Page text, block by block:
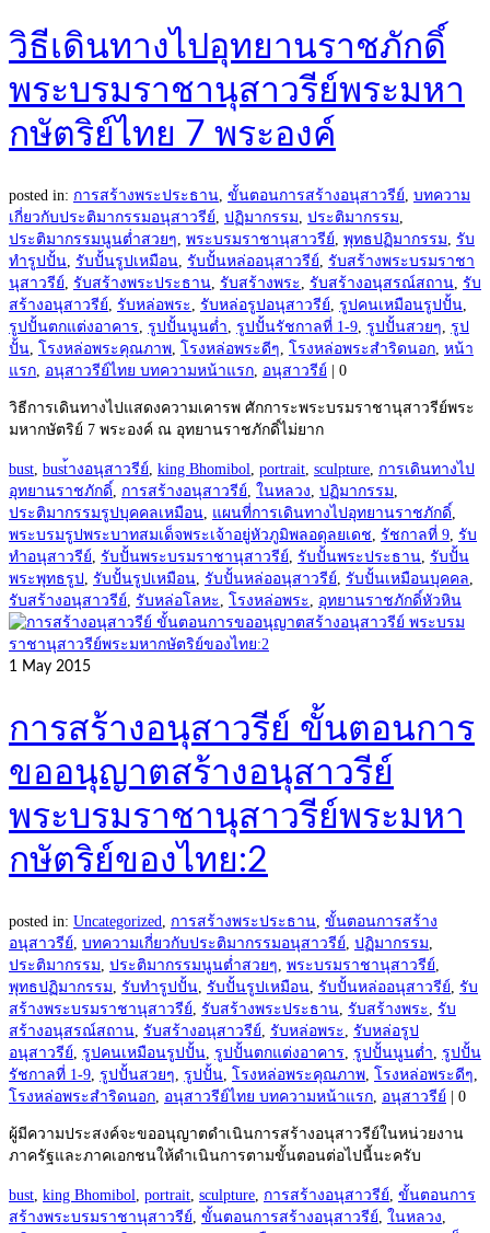
วิธีเดินทางไปอุทยานราชภักดิ์
พระบรมราชานุสาวรีย์พระมหา
กษัตริย์ไทย 7 พระองค์
posted in: การสร้างพระประธาน, ขั้นตอนการสร้างอนุสาวรีย์, บทความ
เกี่ยวกับประติมากรรมอนุสาวรีย์, ปฏิมากรรม, ประติมากรรม,
ประติมากรรมนูนต่ำสวยๆ, พระบรมราชานุสาวรีย์, พุทธปฏิมากรรม, รับ
ทำรูปปั้น, รับปั้นรูปเหมือน, รับปั้นหล่ออนุสาวรีย์, รับสร้างพระบรมราชา
นุสาวรีย์, รับสร้างพระประธาน, รับสร้างพระ, รับสร้างอนุสรณ์สถาน, รับ
สร้างอนุสาวรีย์, รับหล่อพระ, รับหล่อรูปอนุสาวรีย์, รูปคนเหมือนรูปปั้น,
รูปปั้นตกแต่งอาคาร, รูปปั้นนูนต่ำ, รูปปั้นรัชกาลที่ 1-9, รูปปั้นสวยๆ, รูป
ปั้น, โรงหล่อพระคุณภาพ, โรงหล่อพระดีๆ, โรงหล่อพระสำริดนอก, หน้า
แรก, อนุสาวรีย์ไทย บทความหน้าแรก, อนุสาวรีย์ 0
วิธีการเดินทางไปแสดงความเคารพ ศักการะพระบรมราชานุสาวรีย์พระ
มหากษัตริย์ 7 พระองค์ ณ อุทยานราชภักดิ์ไม่ยาก
bust, bust้างอนุสาวรีย์, king Bhomibol, portrait, sculpture, การเดินทางไป
อุทยานราชภักดิ์, การสร้างอนุสาวรีย์, ในหลวง, ปฏิมากรรม,
ประติมากรรมรูปบุคคลเหมือน, แผนที่การเดินทางไปอุทยานราชภักดิ์,
พระบรมรูปพระบาทสมเด็จพระเจ้าอยู่หัวภูมิพลอดุลยเดช, รัชกาลที่ 9, รับ
ทำอนุสาวรีย์, รับปั้นพระบรมราชานุสาวรีย์, รับปั้นพระประธาน, รับปั้น
พระพุทธรูป , รับปั้นรูปเหมือน, รับปั้นหล่ออนุสาวรีย์, รับปั้นเหมือนบุคคล,
รับสร้างอนุสาวรีย์, รับหล่อโลหะ, โรงหล่อพระ, อุทยานราชภักดิ์หัวหิน
1 May 2015
การสร้างอนุสาวรีย์ ขั้นตอนการ
ขออนุญาตสร้างอนุสาวรีย์
พระบรมราชานุสาวรีย์พระมหา
กษัตริย์ของไทย:2
posted in: Uncategorized, การสร้างพระประธาน, ขั้นตอนการสร้าง
อนุสาวรีย์, บทความเกี่ยวกับประติมากรรมอนุสาวรีย์, ปฏิมากรรม,
ประติมากรรม, ประติมากรรมนูนต่ำสวยๆ, พระบรมราชานุสาวรีย์,
พุทธปฏิมากรรม, รับทำรูปปั้น, รับปั้นรูปเหมือน, รับปั้นหล่ออนุสาวรีย์, รับ
สร้างพระบรมราชานุสาวรีย์, รับสร้างพระประธาน, รับสร้างพระ, รับ
สร้างอนุสรณ์สถาน, รับสร้างอนุสาวรีย์, รับหล่อพระ, รับหล่อรูป
อนุสาวรีย์, รูปคนเหมือนรูปปั้น, รูปปั้นตกแต่งอาคาร, รูปปั้นนูนต่ำ, รูปปั้น
รัชกาลที่ 1-9, รูปปั้นสวยๆ, รูปปั้น, โรงหล่อพระคุณภาพ, โรงหล่อพระดีๆ,
โรงหล่อพระสำริดนอก, อนุสาวรีย์ไทย บทความหน้าแรก, อนุสาวรีย์ 0
ผู้มีความประสงค์จะขออนุญาตดำเนินการสร้างอนุสาวรีย์ในหน่วยงาน
ภาครัฐและภาคเอกชนให้ดำเนินการตามขั้นตอนต่อไปนี้นะครับ
bust, king Bhomibol, portrait, sculpture, การสร้างอนุสาวรีย์, ขั้นตอนการ
สร้างพระบรมราชานุสาวรีย์, ขั้นตอนการสร้างอนุสาวรีย์, ในหลวง,